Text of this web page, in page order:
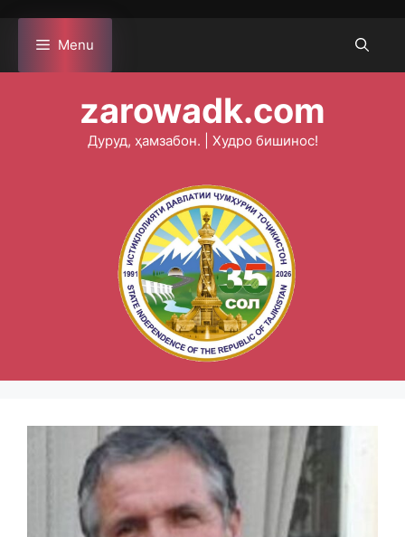
content
Menu
zarowadk.com
Дуруд, ҳамзабон. | Худро бишинос!